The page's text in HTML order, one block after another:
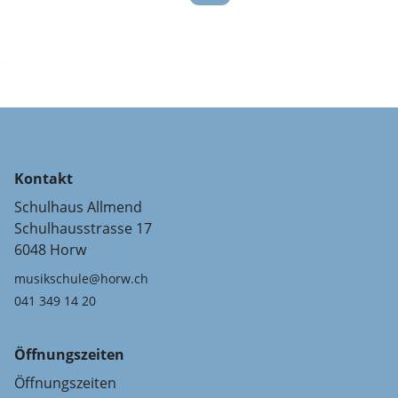
Kontakt
Schulhaus Allmend
Schulhausstrasse 17
6048 Horw
musikschule@horw.ch
041 349 14 20
Öffnungszeiten
Öffnungszeiten